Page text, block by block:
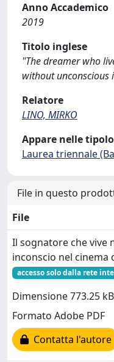
Anno Accademico
2019
Titolo inglese
"The dreamer who
without unconscious
Relatore
LINO, MIRKO
Appare nelle
Laurea triennale
File in questo
File
Il sognatore che vive
inconscio nel
accesso solo dalla rete
Dimensione 773.25 kB
Formato Adobe PDF
Contatta l'autore